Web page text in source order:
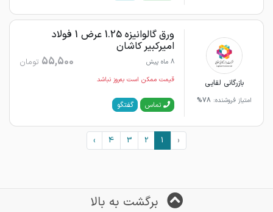
بازرگانی لقایی
امتیاز فروشنده: 78%
ورق گالوانیزه 1.25 عرض 1 فولاد
امیرکبیر کاشان
8 ماه پیش 55,500 تومان
قیمت ممکن است به‌روز نباشد
تماس گفتگو
‹
1
2
3
4
›
برگشت به بالا